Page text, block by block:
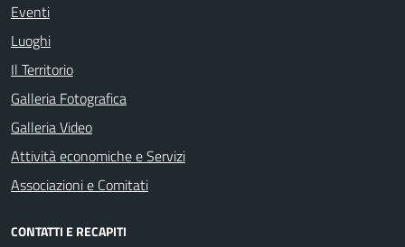
Eventi
Luoghi
Il Territorio
Galleria Fotografica
Galleria Video
Attività economiche e Servizi
Associazioni e Comitati
CONTATTI E RECAPITI